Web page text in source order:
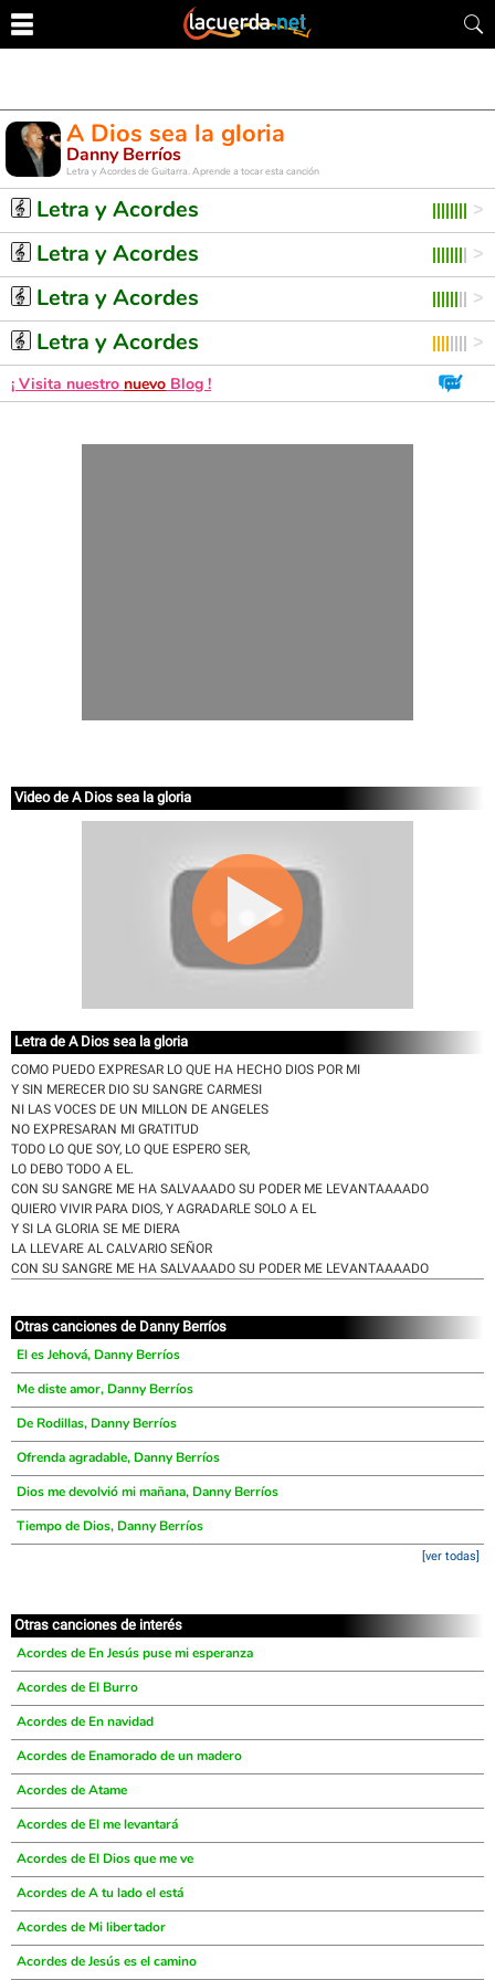
A Dios sea la gloria
Danny Berríos
Letra y Acordes de Guitarra. Aprende a tocar esta canción
Letra y Acordes
Letra y Acordes
Letra y Acordes
Letra y Acordes
¡ Visita nuestro nuevo Blog !
Video de A Dios sea la gloria
Letra de A Dios sea la gloria
COMO PUEDO EXPRESAR LO QUE HA HECHO DIOS POR MI
Y SIN MERECER DIO SU SANGRE CARMESI
NI LAS VOCES DE UN MILLON DE ANGELES
NO EXPRESARAN MI GRATITUD
TODO LO QUE SOY, LO QUE ESPERO SER,
LO DEBO TODO A EL.
CON SU SANGRE ME HA SALVAAADO SU PODER ME LEVANTAAAADO
QUIERO VIVIR PARA DIOS, Y AGRADARLE SOLO A EL
Y SI LA GLORIA SE ME DIERA
LA LLEVARE AL CALVARIO SEÑOR
CON SU SANGRE ME HA SALVAAADO SU PODER ME LEVANTAAAADO
Otras canciones de Danny Berríos
El es Jehová, Danny Berríos
Me diste amor, Danny Berríos
De Rodillas, Danny Berríos
Ofrenda agradable, Danny Berríos
Dios me devolvió mi mañana, Danny Berríos
Tiempo de Dios, Danny Berríos
[ver todas]
Otras canciones de interés
Acordes de En Jesús puse mi esperanza
Acordes de El Burro
Acordes de En navidad
Acordes de Enamorado de un madero
Acordes de Atame
Acordes de El me levantará
Acordes de El Dios que me ve
Acordes de A tu lado el está
Acordes de Mi libertador
Acordes de Jesús es el camino